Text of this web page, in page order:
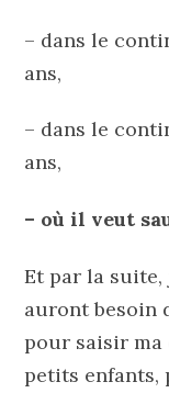
– dans le
ans,
– dans le
ans,
– où il veut
Et par la
auront besoin
pour saisir ma
petits enfants,